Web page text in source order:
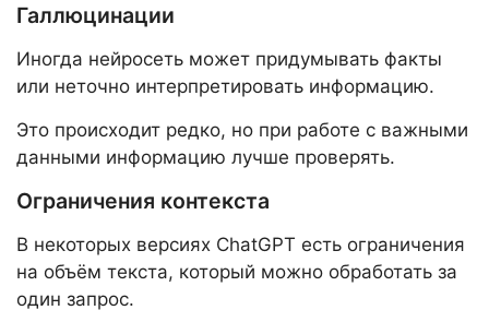
Галлюцинации
Иногда нейросеть может придумывать факты
или неточно интерпретировать информацию.
Это происходит редко, но при работе с важными
данными информацию лучше проверять.
Ограничения контекста
В некоторых версиях ChatGPT есть ограничения
на объём текста, который можно обработать за
один запрос.